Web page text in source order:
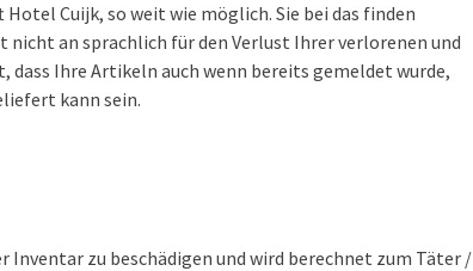
Cuijk, so weit wie möglich. Sie bei das finden
an sprachlich für den Verlust Ihrer verlorenen und
Ihre Artikeln auch wenn bereits gemeldet wurde,
kann sein.
zu beschädigen und wird berechnet zum Täter /